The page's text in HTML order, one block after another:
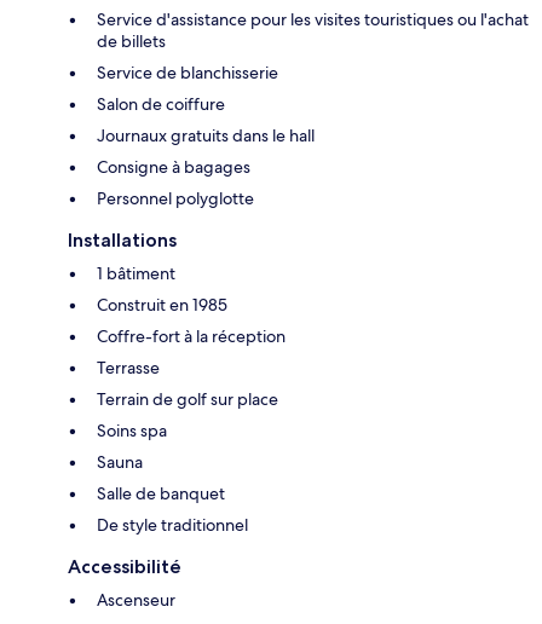
Service d'assistance pour les visites touristiques ou l'achat
de billets
Service de blanchisserie
Salon de coiffure
Journaux gratuits dans le hall
Consigne à bagages
Personnel polyglotte
Installations
1 bâtiment
Construit en 1985
Coffre-fort à la réception
Terrasse
Terrain de golf sur place
Soins spa
Sauna
Salle de banquet
De style traditionnel
Accessibilité
Ascenseur